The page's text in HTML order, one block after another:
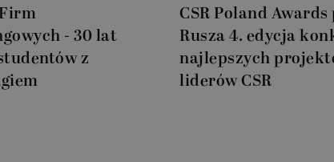
- 30 lat
z
CSR Poland
Rusza 4. edycja
najlepszych
liderów CSR